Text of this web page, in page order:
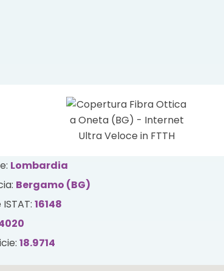
Lombardia
Bergamo (BG)
16148
18.9714